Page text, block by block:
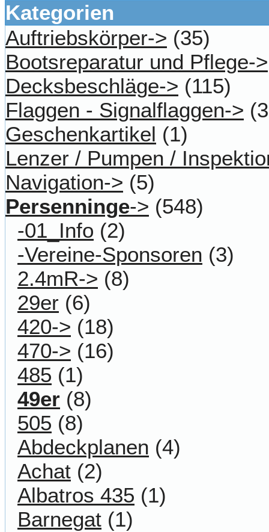
Kategorien
Auftriebskörper-> (35)
Bootsreparatur und Pflege->
Decksbeschläge-> (115)
Flaggen - Signalflaggen->
Geschenkartikel (1)
Lenzer / Pumpen /
Navigation-> (5)
Persenninge-> (548)
-01_Info (2)
-Vereine-Sponsoren (3)
2.4mR-> (8)
29er (6)
420-> (18)
470-> (16)
485 (1)
49er (8)
505 (8)
Abdeckplanen (4)
Achat (2)
Albatros 435 (1)
Barnegat (1)